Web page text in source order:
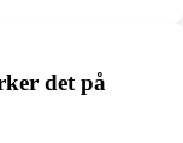
det på